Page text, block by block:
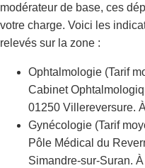
modérateur de base, ces
votre charge. Voici les
relevés sur la zone :
Ophtalmologie (Tarif
Cabinet
01250 Villereversure.
Gynécologie (Tarif
Pôle Médical du
Simandre-sur-Suran.